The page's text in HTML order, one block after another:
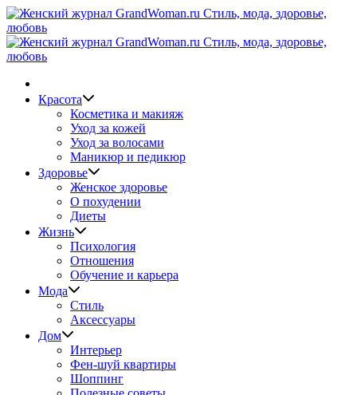
Перейти
к
содержимому
Красота
Косметика и макияж
Уход за кожей
Уход за волосами
Маникюр и педикюр
Здоровье
Женское здоровье
О похудении
Диеты
Жизнь
Психология
Отношения
Обучение и карьера
Мода
Стиль
Аксессуары
Дом
Интерьер
Фен-шуй квартиры
Шоппинг